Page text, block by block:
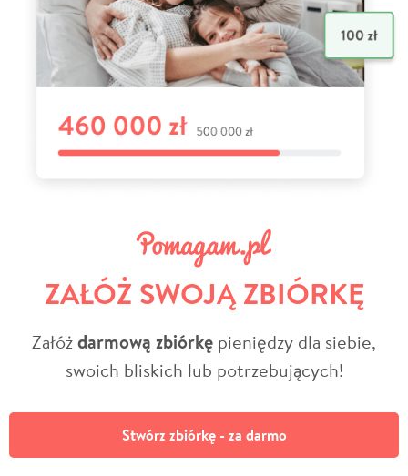
ZAŁÓŻ SWOJĄ ZBIÓRKĘ
Załóżdarmową zbiórkę pieniędzy dla siebie,
swoich bliskich lub potrzebujących!
Stwórz zbiórkę - za darmo